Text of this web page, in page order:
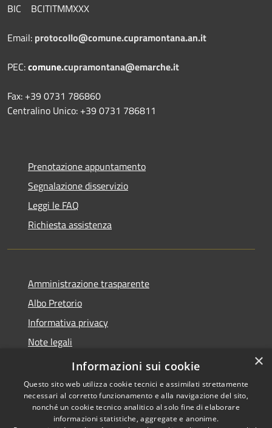
BIC BCITITMMXXX
Email: protocollo@comune.cupramontana.an.it
PEC:comune.cupramontana@emarche.it
Fax: +39 0731 786860
Centralino Unico: +39 0731 786811
Prenotazione appuntamento
Segnalazione disservizio
Leggi le FAQ
Richiesta assistenza
Amministrazione trasparente
Albo Pretorio
Informativa privacy
Note legali
Dichiarazione di accessibilità
Copyright © 2026 • Comune di
×
Informazioni sui cookie
Questo sito web utilizza cookie tecnici e assimilati strettamente
necessari al corretto funzionamento e alla navigazione del sito,
nonché un cookie tecnico analitico al solo fine di elaborare
informazioni statistiche, aggregate e anonime.